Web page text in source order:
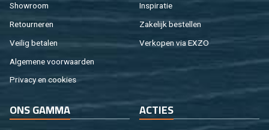
Show­room
Re­tour­ne­ren
Vei­lig be­ta­len
Al­ge­me­ne voor­waar­den
Pri­va­cy en coo­kies
In­spi­ra­tie
Za­ke­lijk be­stel­len
Ver­ko­pen via EXZO
ONS GAMMA AC­TIES